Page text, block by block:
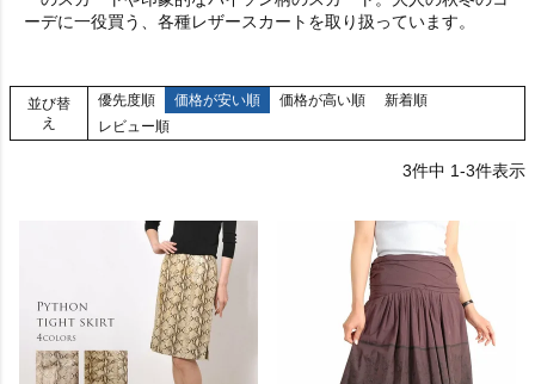
ーデに一役買う、各種レザースカートを取り扱っています。
並び替
え
優先度順 価格が安い順 価格が高い順
新着順
レビュー順
3件中 1-3件表示